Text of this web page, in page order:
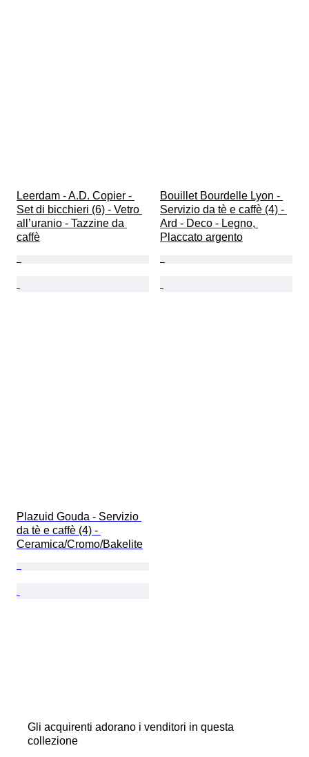
Leerdam - A.D. Copier -
Set di bicchieri (6) - Vetro
all’uranio - Tazzine da
caffè
Bouillet Bourdelle Lyon -
Servizio da tè e caffè (4) -
Ard - Deco - Legno,
Placcato argento
Plazuid Gouda - Servizio
da tè e caffè (4) -
Ceramica/Cromo/Bakelite
Gli acquirenti adorano i venditori in questa
collezione